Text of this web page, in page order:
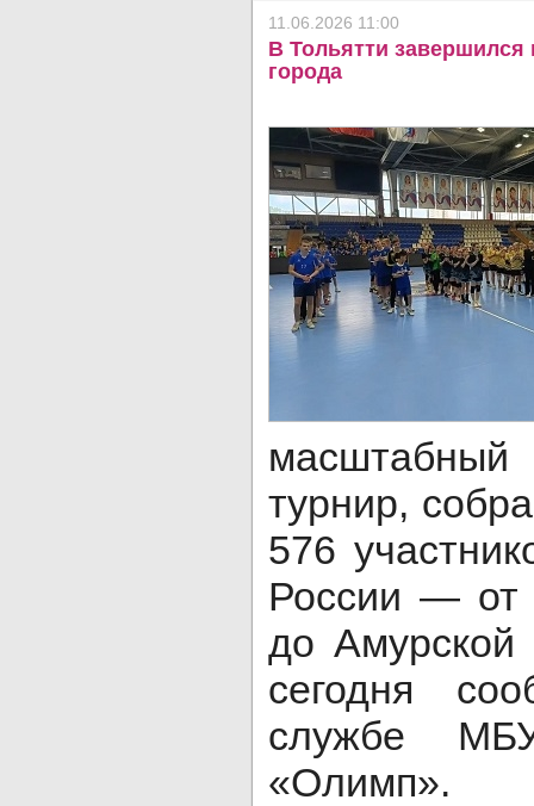
11.06.2026 11:00
В Тольятти
города
турнир,
576
России — от
до Амурской
сегодня
службе
«Олимп».